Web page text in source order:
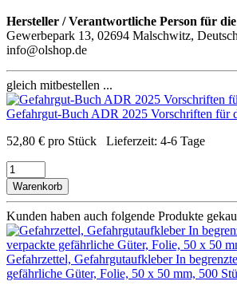
Hersteller / Verantwortliche Person für
Gewerbepark 13, 02694 Malschwitz,
info@olshop.de
gleich mitbestellen ...
Gefahrgut-Buch ADR 2025 Vorschriften für
52,80 € pro Stück Lieferzeit: 4-6 Tage
Warenkorb
Kunden haben auch folgende Produkte
Gefahrzettel, Gefahrgutaufkleber In
gefährliche Güter, Folie, 50 x 50 mm, 500